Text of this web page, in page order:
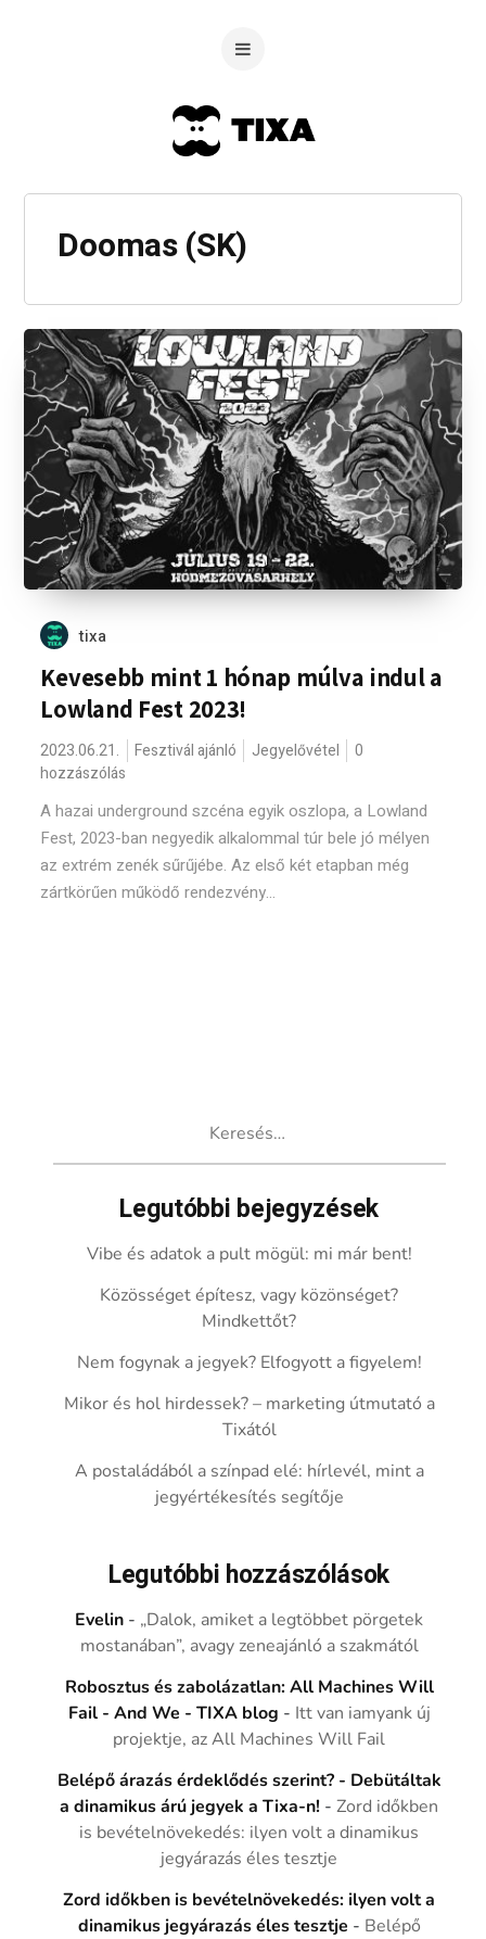
Doomas (SK)
tixa
Kevesebb mint 1 hónap múlva indul a
Lowland Fest 2023!
2023.06.21. Fesztivál ajánló Jegyelővétel
0
hozzászólás
A hazai underground szcéna egyik oszlopa, a Lowland
Fest, 2023-ban negyedik alkalommal túr bele jó mélyen
az extrém zenék sűrűjébe. Az első két etapban még
zártkörűen működő rendezvény...
Legutóbbi bejegyzések
Vibe és adatok a pult mögül: mi már bent!
Közösséget építesz, vagy közönséget?
Mindkettőt?
Nem fogynak a jegyek? Elfogyott a figyelem!
Mikor és hol hirdessek? – marketing útmutató a
Tixától
A postaládából a színpad elé: hírlevél, mint a
jegyértékesítés segítője
Legutóbbi hozzászólások
Evelin - „Dalok, amiket a legtöbbet pörgetek
mostanában”, avagy zeneajánló a szakmától
Robosztus és zabolázatlan: All Machines Will
Fail - And We - TIXA blog - Itt van iamyank új
projektje, az All Machines Will Fail
Belépő árazás érdeklődés szerint? - Debütáltak
a dinamikus árú jegyek a Tixa-n! -Zord időkben
is bevételnövekedés: ilyen volt a dinamikus
jegyárazás éles tesztje
Zord időkben is bevételnövekedés: ilyen volt a
dinamikus jegyárazás éles tesztje - Belépő